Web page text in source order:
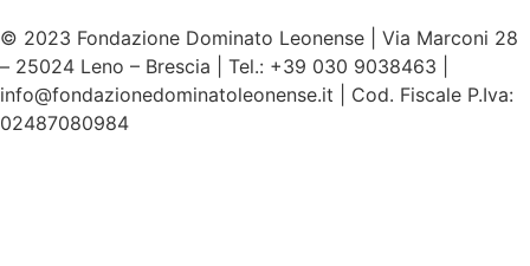
© 2023 Fondazione Dominato Leonense | Via Marconi 28
– 25024 Leno – Brescia | Tel.: +39 030 9038463 |
info@fondazionedominatoleonense.it | Cod. Fiscale P.Iva:
02487080984